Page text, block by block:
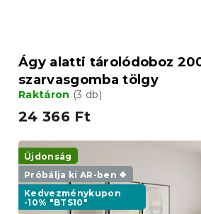
Ágy alatti tárolódoboz
szarvasgomba tölgy
Raktáron (3 db)
24 366 Ft
Újdonság
Próbálja ki AR-ben ❖
Kedvezménykupon
-10% "BTS10"